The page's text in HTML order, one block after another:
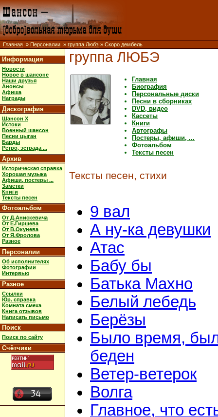
Главная » Персоналии » группа Любэ » Скоро дембель
Информация
Новости
Новое в шансоне
Наши друзья
Анонсы
Афиша
Награды
Дискография
Шансон X
Истоки
Военный шансон
Песни цыган
Барды
Ретро, эстрада ...
Архив
Историческая справка
Хорошая музыка
Афиши, постеры ...
Заметки
Книги
Тексты песен
Фотоальбом
От Д.Анискевича
От Е.Гиршева
От В.Окунева
От Я.Фролова
Разное
Персоналии
Об исполнителях
Фотографии
Интервью
Разное
Ссылки
Юр. справка
Комната смеха
Книга отзывов
Написать письмо
Поиск
Поиск по сайту
Счётчики
группа ЛЮБЭ
Главная
Биография
Персональные диски
Песни в сборниках
DVD, видео
Кассеты
Книги
Автографы
Постеры, афиши, ...
Фотоальбом
Тексты песен
Тексты песен, стихи
9 вал
А ну-ка девушки
Атас
Бабу бы
Батька Махно
Белый лебедь
Берёзы
Было время,
беден
Ветер-ветерок
Волга
Главное, что